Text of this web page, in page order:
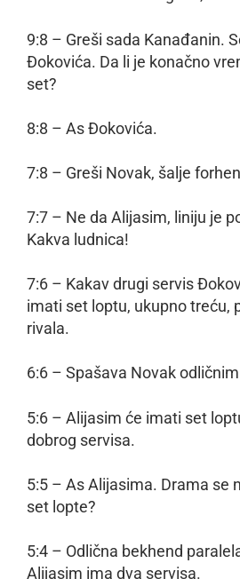
9:8 – Greši sada Kanađanin.
Đokovića. Da li je konačno
set?
8:8 – As Đokovića.
7:8 – Greši Novak, šalje
7:7 – Ne da Alijasim, liniju je
Kakva ludnica!
7:6 – Kakav drugi servis
imati set loptu, ukupno treću,
rivala.
6:6 – Spašava Novak
5:6 – Alijasim će imati set
dobrog servisa.
5:5 – As Alijasima. Drama se
set lopte?
5:4 – Odlična bekhend
Alijasim ima dva servisa.